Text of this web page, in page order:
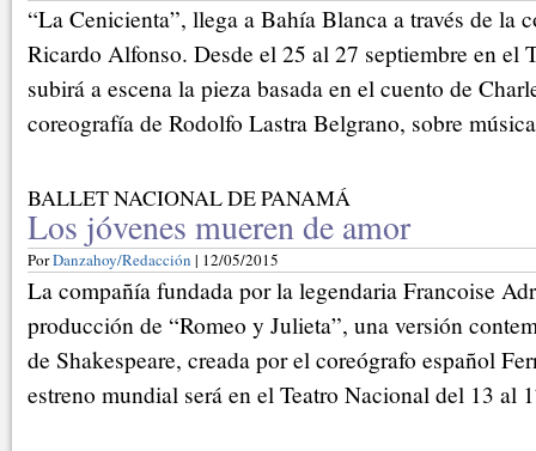
“La Cenicienta”, llega a Bahía Blanca a través de la
Ricardo Alfonso. Desde el 25 al 27 septiembre en el
subirá a escena la pieza basada en el cuento de
coreografía de Rodolfo Lastra Belgrano, sobre
BALLET NACIONAL DE PANAMÁ
Los jóvenes mueren de amor
PorDanzahoy/Redacción | 12/05/2015
La compañía fundada por la legendaria Francoise
producción de “Romeo y Julieta”, una versión
de Shakespeare, creada por el coreógrafo español
estreno mundial será en el Teatro Nacional del 13 al